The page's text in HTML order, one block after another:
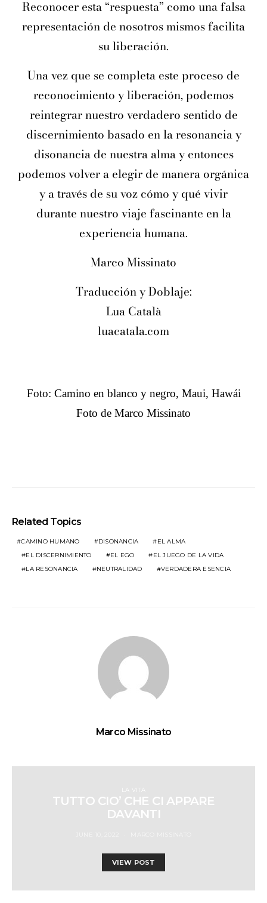
Reconocer esta “respuesta” como una falsa
representación de nosotros mismos facilita
su liberación.
Una vez que se completa este proceso de
reconocimiento y liberación, podemos
reintegrar nuestro verdadero sentido de
discernimiento basado en la resonancia y
disonancia de nuestra alma y entonces
podemos volver a elegir de manera orgánica
y a través de su voz cómo y qué vivir
durante nuestro viaje fascinante en la
experiencia humana.
Marco Missinato
Traducción y Doblaje:
Lua Català
luacatala.com
Foto: Camino en blanco y negro, Maui, Hawái
Foto de Marco Missinato
Related Topics
CAMINO HUMANO DISONANCIA
EL ALMA
EL DISCERNIMIENTO
EL EGO
EL JUEGO DE LA VIDA
LA RESONANCIA
NEUTRALIDAD VERDADERA ESENCIA
Marco Missinato
LA VITA
TUTTO CIO’ CHE CI APPARE
DAVANTI
VIEW POST